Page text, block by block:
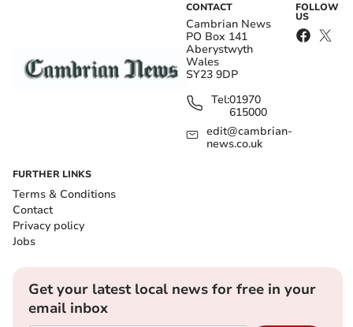
CONTACT
Cambrian News
PO Box 141
Aberystwyth
Wales
SY23 9DP
Tel:01970
615000
edit@cambrian-
news.co.uk
FOLLOW
US
FURTHER LINKS
Terms & Conditions
Contact
Privacy policy
Jobs
Get your latest local news for free in your
email inbox